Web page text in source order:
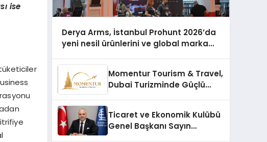
ise
Derya Arms, İstanbul Prohunt 2026’da
yeni nesil ürünlerini ve global marka
Momentur Tourism & Travel,
Dubai Turizminde Güçlü
Ticaret ve Ekonomik Kulübü
Genel Başkanı Sayın